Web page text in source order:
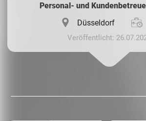
Personal- und
Düsseldorf
Veröffentlicht: